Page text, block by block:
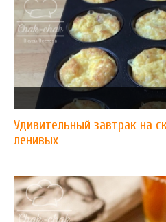
Удивительный завтрак на
ленивых